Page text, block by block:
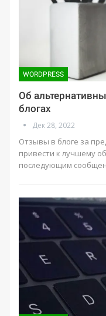
WORDPRESS
Об
блогах
Дек 28, 2022
Отзывы в блоге за
привести к лучшему
последующим